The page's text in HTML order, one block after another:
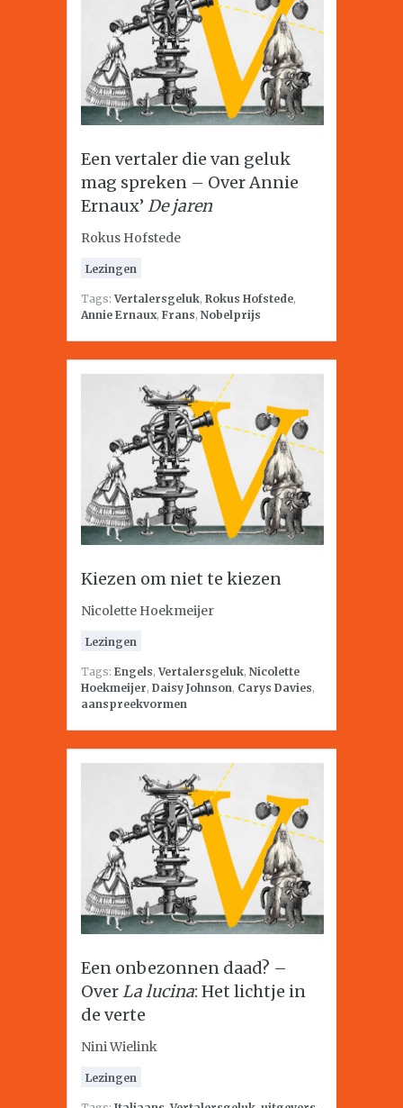
Een vertaler die van geluk
mag spreken – Over Annie
Ernaux’ De jaren
Rokus Hofstede
Lezingen
Tags:Vertalersgeluk, Rokus Hofstede,
Annie Ernaux, Frans, Nobelprijs
Kiezen om niet te kiezen
Nicolette Hoekmeijer
Lezingen
Tags: Engels,Vertalersgeluk, Nicolette
Hoekmeijer, Daisy Johnson, Carys Davies,
aanspreekvormen
Een onbezonnen daad? –
OverLa lucina: Het lichtje in
de verte
Nini Wielink
Lezingen